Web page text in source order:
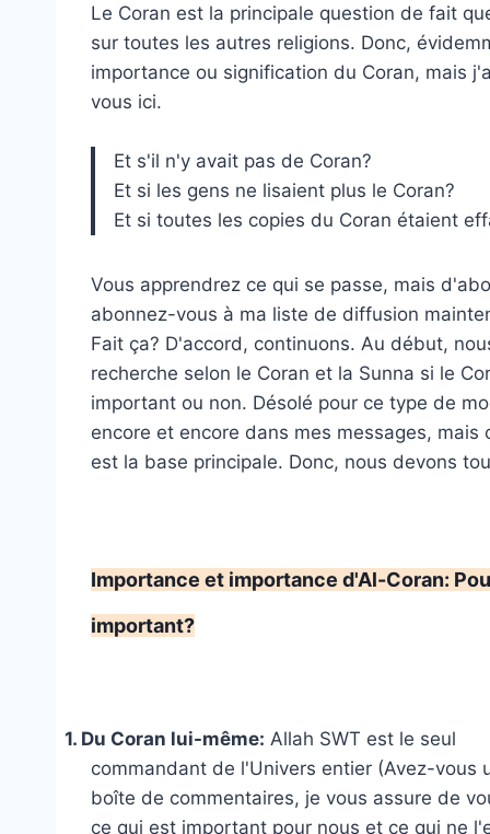
Le Coran est la principale question de fait
sur toutes les autres religions. Donc,
importance ou signification du Coran, mais
vous ici.
Et s'il n'y avait pas de Coran?
Et si les gens ne lisaient plus le Coran?
Et si toutes les copies du Coran étaient
Vous apprendrez ce qui se passe, mais
abonnez-vous à ma liste de diffusion
Fait ça? D'accord, continuons. Au début,
recherche selon le Coran et la Sunna si le
important ou non. Désolé pour ce type de
encore et encore dans mes messages,
est la base principale. Donc, nous devons
Importance et importance d'Al-Coran:
important?
1. Du Coran lui-même: Allah SWT est le seul
commandant de l'Univers entier (Avez-vous
boîte de commentaires, je vous assure de
ce qui est important pour nous et ce qui ne